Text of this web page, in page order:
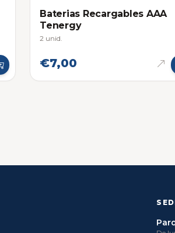
Baterias Recargables AAA
Tenergy
2 unid.
€7,00